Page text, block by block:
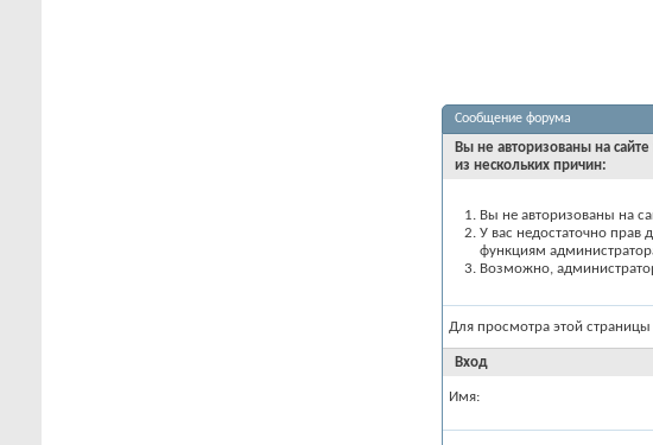
Сообщение форума
Вы не авторизованы на
из нескольких причин:
Вы не авторизованы на
У вас недостаточно прав
функциям
Возможно,
Для просмотра этой
Вход
Имя: